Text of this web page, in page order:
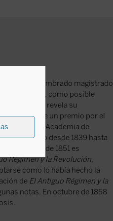
1826 y es nombrado magistrado
americano, como posible
como revela su
1835 recibe un premio por el
ingresa en la Academia de
Diputado desde 1839 hasta
de estado de 1851 es
Régimen y la Revolución,
como lo había hecho la
de El Antiguo Régimen y la
notas. En octubre de 1858